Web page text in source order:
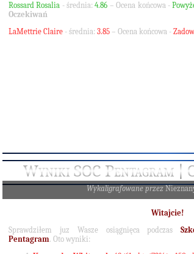
Rossard Rosalia - średnia:4.86 – Ocena końcowa -
Oczekiwań
LaMettrie Claire - średnia: 3.85 – Ocena końcowa -
Wyniki SOC Pentagram |
Wykaligrafowane przez
Witajcie!
Sprawdziłem juz Wasze osiągnięca podczas
Pentagram. Oto wyniki: